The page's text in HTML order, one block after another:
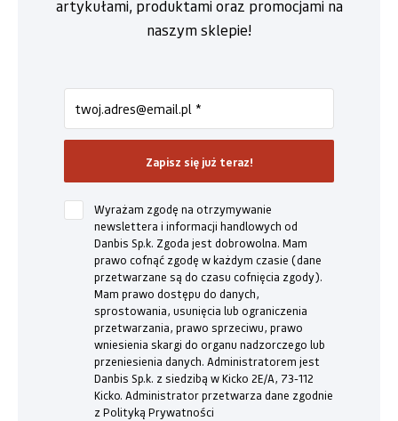
artykułami, produktami oraz promocjami na
naszym sklepie!
Wyrażam zgodę na otrzymywanie
newslettera i informacji handlowych od
Danbis Sp.k. Zgoda jest dobrowolna. Mam
prawo cofnąć zgodę w każdym czasie (dane
przetwarzane są do czasu cofnięcia zgody).
Mam prawo dostępu do danych,
sprostowania, usunięcia lub ograniczenia
przetwarzania, prawo sprzeciwu, prawo
wniesienia skargi do organu nadzorczego lub
przeniesienia danych. Administratorem jest
Danbis Sp.k. z siedzibą w Kicko 2E/A, 73-112
Kicko. Administrator przetwarza dane zgodnie
z Polityką Prywatności